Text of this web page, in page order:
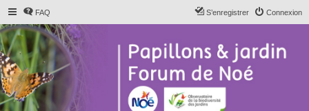
FAQ Connexion
S’enregistrer